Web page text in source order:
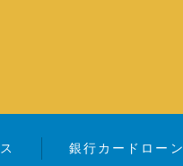
銀行カードローン